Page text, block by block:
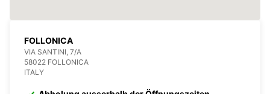
FOLLONICA
VIA SANTINI, 7/A
58022 FOLLONICA
ITALY